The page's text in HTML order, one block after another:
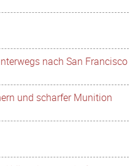
nach San Francisco
und scharfer Munition